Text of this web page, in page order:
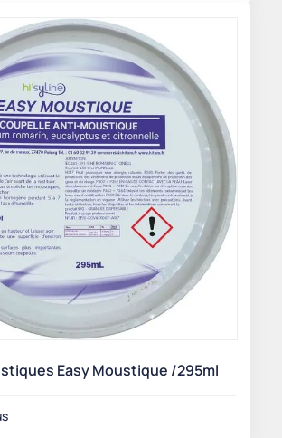
Easy Moustique /295ml